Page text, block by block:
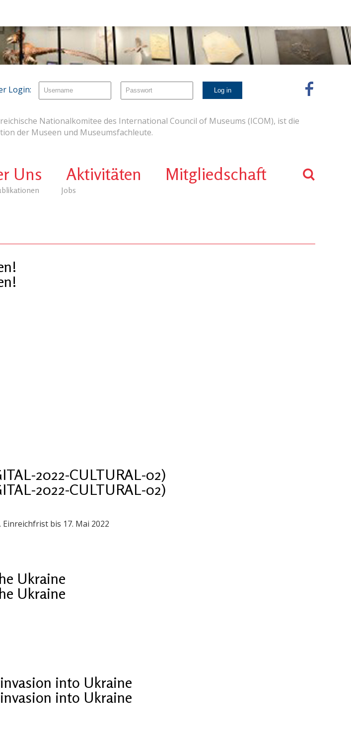
Nationalkomitee des International Council of Museums (ICOM), ist die
der Museen und Museumsfachleute.
Jobs
Uns Aktivitäten Mitgliedschaft
Login:
2022-CULTURAL-02)
2022-CULTURAL-02)
bis 17. Mai 2022
Ukraine
Ukraine
into Ukraine
into Ukraine